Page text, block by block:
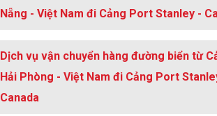
Nẵng - Việt Nam đi Cảng Port Stanley -
Dịch vụ vận chuyển hàng đường biển từ
Hải Phòng - Việt Nam đi Cảng Port
Canada